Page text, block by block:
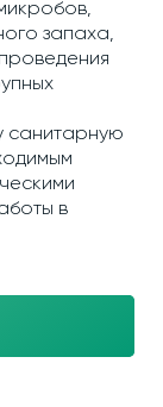
запаха,
санитарную
в